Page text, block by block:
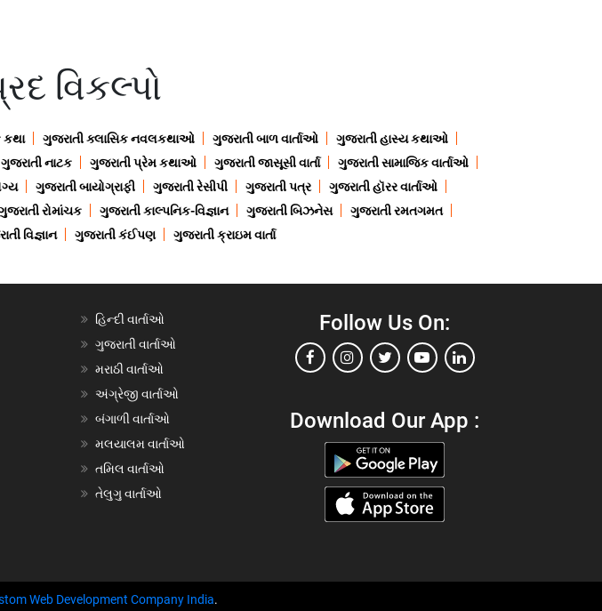
વિકલ્પો
કથા ગુજરાતી ક્લાસિક નવલકથાઓ ગુજરાતી બાળ વાર્તાઓ
ગુજરાતી હાસ્ય કથાઓ
ગુજરાતી નાટક ગુજરાતી પ્રેમ કથાઓ ગુજરાતી જાસૂસી વાર્તા
ગુજરાતી સામાજિક વાર્તાઓ
ગુજરાતી બાયોગ્રાફી ગુજરાતી રેસીપી ગુજરાતી પત્ર
ગુજરાતી હૉરર વાર્તાઓ
રોમાંચક ગુજરાતી કાલ્પનિક-વિજ્ઞાન ગુજરાતી બિઝનેસ
ગુજરાતી રમતગમત
વિજ્ઞાન ગુજરાતી કંઈપણ ગુજરાતી ક્રાઇમ વાર્તા
હિન્દી વાર્તાઓ
ગુજરાતી વાર્તાઓ
મરાઠી વાર્તાઓ
અંગ્રેજી વાર્તાઓ
બંગાળી વાર્તાઓ
મલયાલમ વાર્તાઓ
તમિલ વાર્તાઓ
તેલુગુ વાર્તાઓ
Follow Us On:
Download Our App :
Web Development Company India.